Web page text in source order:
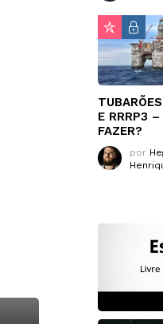
E RRRP3 –
FAZER?
por